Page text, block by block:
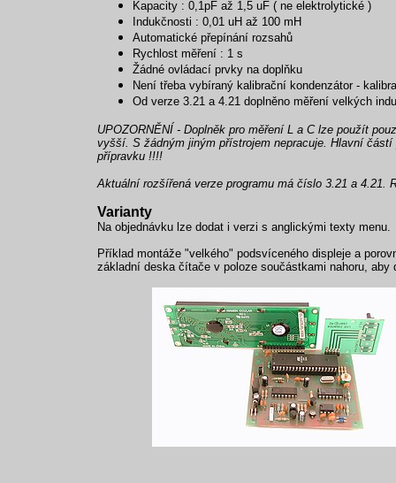
Kapacity : 0,1pF až 1,5 uF ( ne elektrolytické )
Indukčnosti : 0,01 uH až 100 mH
Automatické přepínání rozsahů
Rychlost měření : 1 s
Žádné ovládací prvky na doplňku
Není třeba vybíraný kalibrační kondenzátor -
Od verze 3.21 a 4.21 doplněno měření velkých
UPOZORNĚNÍ - Doplněk pro měření L a C lze použít
vyšší. S žádným jiným přístrojem nepracuje. Hlavní
přípravku !!!!
Aktuální rozšířená verze programu má číslo 3.21 a
Varianty
Na objednávku lze dodat i verzi s anglickými texty menu.
Příklad montáže "velkého" podsvíceného displeje a
základní deska čítače v poloze součástkami nahoru, aby